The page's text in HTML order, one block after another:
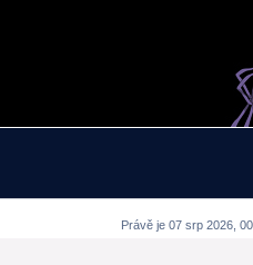
Právě je 07 srp 2026,